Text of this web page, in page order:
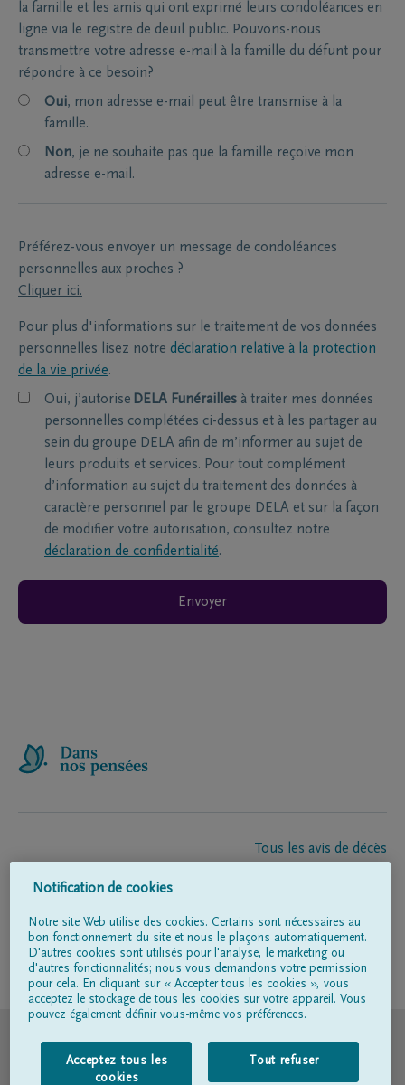
la famille et les amis qui ont exprimé leurs condoléances en
ligne via le registre de deuil public. Pouvons-nous
transmettre votre adresse e-mail à la famille du défunt pour
répondre à ce besoin?
Oui, mon adresse e-mail peut être transmise à la
famille.
Non, je ne souhaite pas que la famille reçoive mon
adresse e-mail.
Préférez-vous envoyer un message de condoléances
personnelles aux proches ?
Cliquer ici.
Pour plus d'informations sur le traitement de vos données
personnelles lisez notre déclaration relative à la protection
de la vie privée.
Oui, j’autorise DELA Funérailles à traiter mes données
personnelles complétées ci-dessus et à les partager au
sein du groupe DELA afin de m’informer au sujet de
leurs produits et services. Pour tout complément
d’information au sujet du traitement des données à
caractère personnel par le groupe DELA et sur la façon
de modifier votre autorisation, consultez notre
déclaration de confidentialité.
Envoyer
Tous les avis de décès
Entrepreneur de pompes funèbres
Suivez-nous sur
Conditions d'utilisation
Notification de cookies
Notre site Web utilise des cookies. Certains sont nécessaires au
bon fonctionnement du site et nous le plaçons automatiquement.
D'autres cookies sont utilisés pour l'analyse, le marketing ou
d'autres fonctionnalités; nous vous demandons votre permission
pour cela. En cliquant sur « Accepter tous les cookies », vous
acceptez le stockage de tous les cookies sur votre appareil. Vous
pouvez également définir vous-même vos préférences.
Acceptez tous les
cookies
Tout refuser